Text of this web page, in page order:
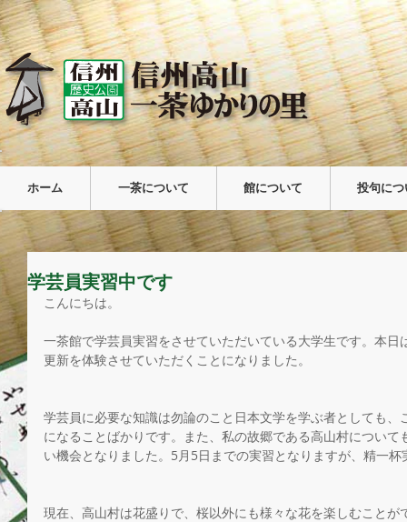
ホーム 一茶について 館について 投句に
学芸員実習中です
こんにちは。
一茶館で学芸員実習をさせていただいている大学生です。本
更新を体験させていただくことになりました。
学芸員に必要な知識は勿論のこと日本文学を学ぶ者としても
になることばかりです。また、私の故郷である高山村につい
い機会となりました。5月5日までの実習となりますが、精一
現在、高山村は花盛りで、桜以外にも様々な花を楽しむこと